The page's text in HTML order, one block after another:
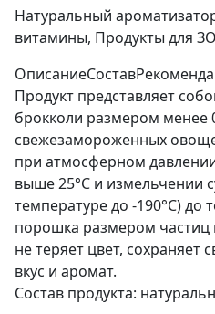
Натуральный
витамины, Продукты для
ОписаниеСостав
Продукт представляет
брокколи размером менее
свежезамороженных
при атмосферном
выше 25°С и измельчении
температуре до -190°С) до
порошка размером частиц
не теряет цвет, сохраняет
вкус и аромат.
Состав продукта: